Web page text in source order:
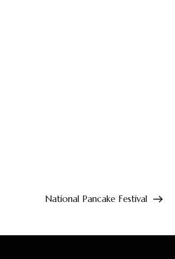
National Pancake Festival